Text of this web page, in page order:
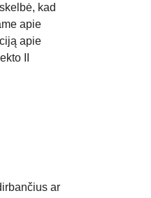
kad
apie
apie
II
ar